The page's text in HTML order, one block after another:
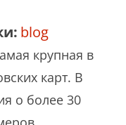
blog
крупная в
карт. В
о более 30